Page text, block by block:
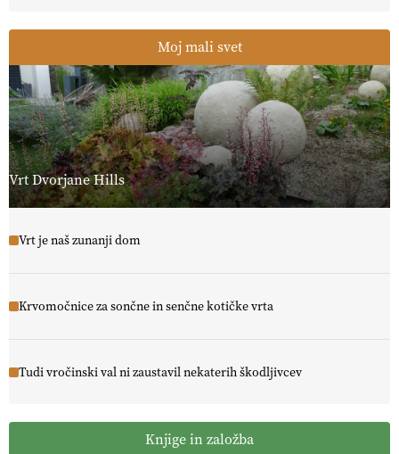
Moj mali svet
Vrt Dvorjane Hills
Vrt je naš zunanji dom
Krvomočnice za sončne in senčne kotičke vrta
Tudi vročinski val ni zaustavil nekaterih škodljivcev
Knjige in založba